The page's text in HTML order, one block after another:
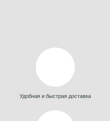
Удобная и быстрая доставка